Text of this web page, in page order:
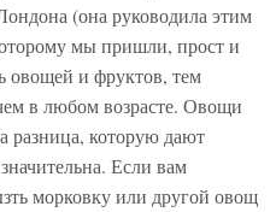
(она руководила этим
мы пришли, прост и
овощей и фруктов, тем
в любом возрасте. Овощи
разница, которую дают
Если вам
морковку или другой овощ